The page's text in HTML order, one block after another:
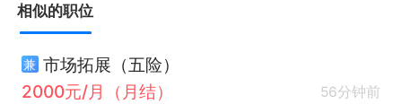
相似的职位
兼 市场拓展（五险）
2000元/月（月结）
56分钟前